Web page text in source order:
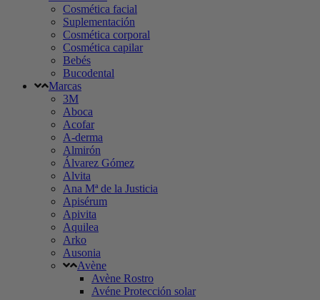
Cosmética facial
Suplementación
Cosmética corporal
Cosmética capilar
Bebés
Bucodental
Marcas
3M
Aboca
Acofar
A-derma
Almirón
Álvarez Gómez
Alvita
Ana Mª de la Justicia
Apisérum
Apivita
Aquilea
Arko
Ausonia
Avène
Avène Rostro
Avéne Protección solar